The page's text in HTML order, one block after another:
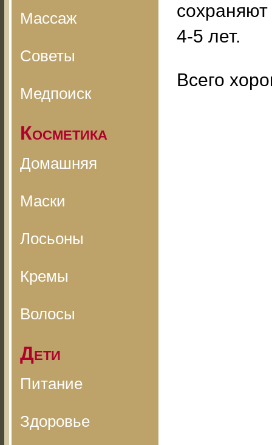
Массаж
Советы
Медпоиск
Косметика
Домашняя
Маски
Лосьоны
Кремы
Волосы
Дети
Питание
Здоровье
4-5 лет.
Всего